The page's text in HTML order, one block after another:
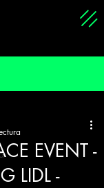
EVENT -
LIDL -